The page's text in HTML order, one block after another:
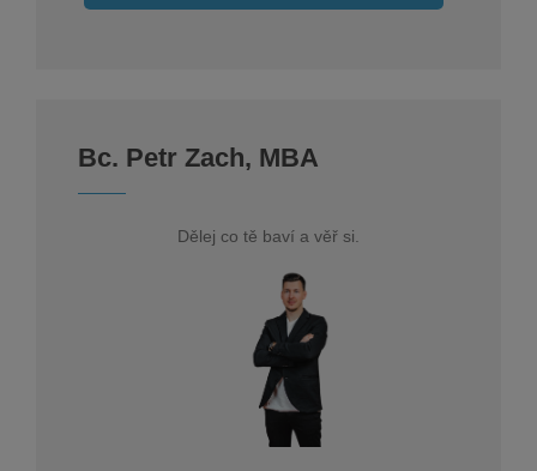
Bc. Petr Zach, MBA
Dělej co tě baví a věř si.